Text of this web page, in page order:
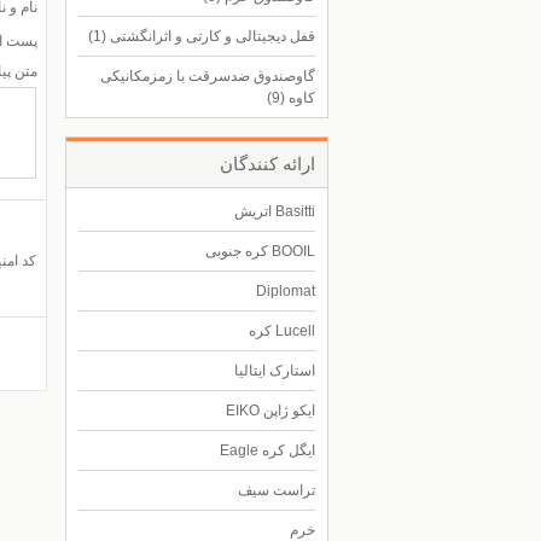
قفل دیجیتالی و کارتی و اثرانگشتی(1)
گاوصندوق ضدسرقت با زمزمکانیکی
کاوه(9)
ارائه كنندگان
Basitti اتریش
BOOIL کره جنوبی
Diplomat
Lucell کره
استارک ایتالیا
ایکو ژاپن EIKO
ایگل کره Eagle
تراست سیف
خرم
نام و
پست
متن
کد